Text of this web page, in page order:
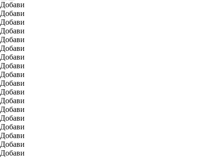
Добави
Добави
Добави
Добави
Добави
Добави
Добави
Добави
Добави
Добави
Добави
Добави
Добави
Добави
Добави
Добави
Добави
Добави